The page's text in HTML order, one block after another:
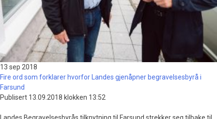
13 sep 2018
Fire ord som forklarer hvorfor Landes gjenåpner begravelsesbyrå i
Farsund
Publisert 13.09.2018 klokken 13:52
Landes Begravelsesbyrås tilknytning til Farsund strekker seg tilbake til